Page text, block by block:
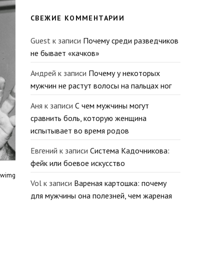
СВЕЖИЕ КОММЕНТАРИИ
Guest к записи Почему среди разведчиков
не бывает «качков»
Андрей к записи Почему у некоторых
мужчин не растут волосы на пальцах ног
Аня к записи С чем мужчины могут
сравнить боль, которую женщина
испытывает во время родов
Евгений к записи Система Кадочникова:
фейк или боевое искусство
Vol к записи Вареная картошка: почему
для мужчины она полезней, чем жареная